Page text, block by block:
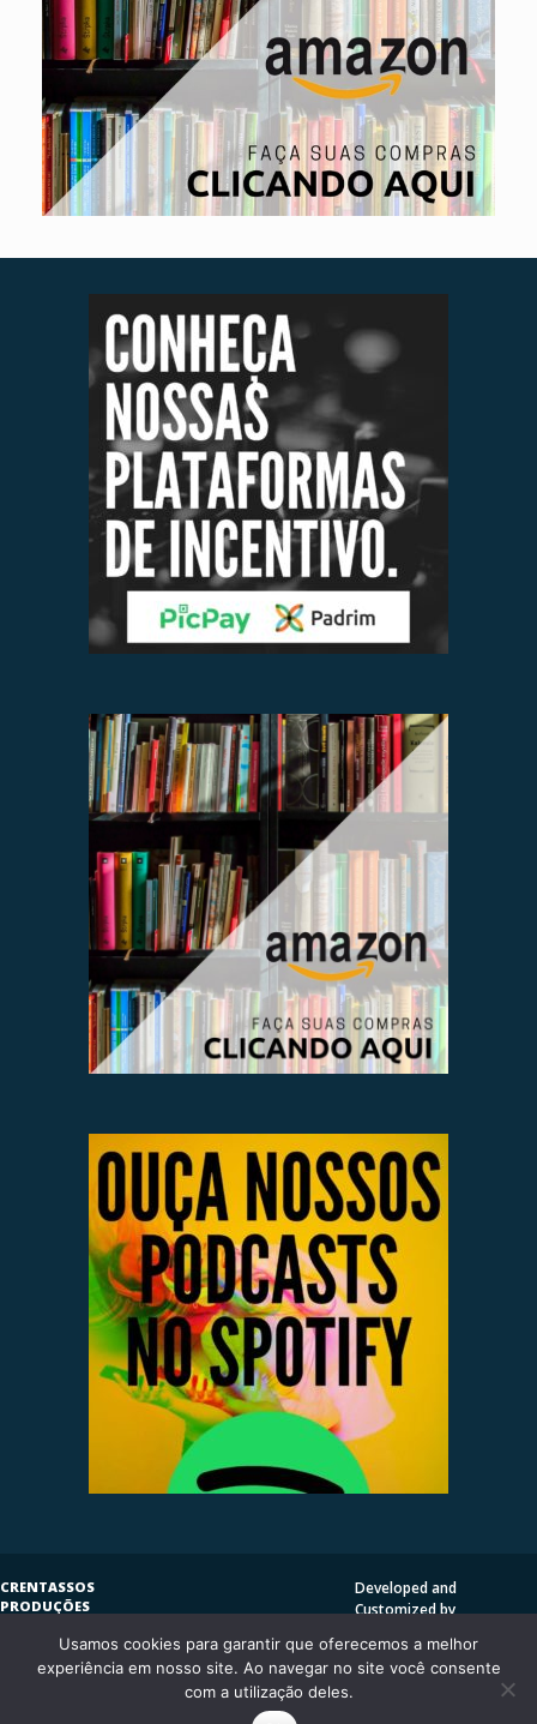
CRENTASSOS
PRODUÇÕES
COPYLEFT©2009
CRENTASSOS
CURITIBA/PR - BRASIL
Developed and
Customized by
DESIGN
UsingVantage Theme
Usamos cookies para garantir que oferecemos a melhor
experiência em nosso site. Ao navegar no site você consente
com a utilização deles.